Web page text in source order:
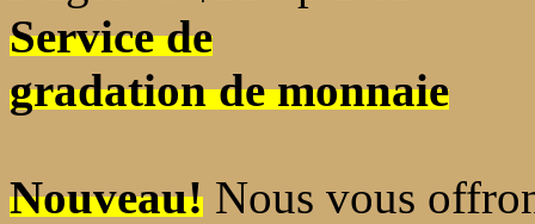
Service de
gradation de monnaie
Nouveau! Nous vous